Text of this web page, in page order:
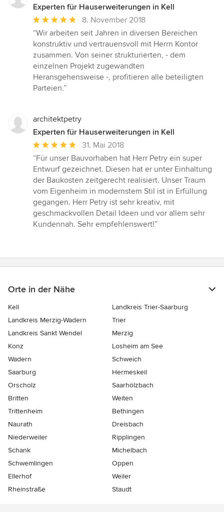
Experten für Hauserweiterungen in Kell
Durchschnittliche
Bewertung:
5
von
5
Sternen
8. November 2018
“Wir arbeiten seit Jahren in diversen Bereichen
konstruktiv und vertrauensvoll mit Herrn Kontor
zusammen. Von seiner strukturierten, - dem
einzelnen Projekt zugewandten
Heransgehensweise -, profitieren alle beteiligten
Parteien.”
architektpetry
Experten für Hauserweiterungen in Kell
Durchschnittliche
Bewertung:
5
von
5
Sternen
31. Mai 2018
“Für unser Bauvorhaben hat Herr Petry ein super
Entwurf gezeichnet. Diesen hat er unter Einhaltung
der Baukosten zeitgerecht realisiert. Unser Traum
vom Eigenheim in modernstem Stil ist in Erfüllung
gegangen. Herr Petry ist sehr kreativ, mit
geschmackvollen Detail Ideen und vor allem sehr
Kundennah. Sehr empfehlenswert!”
Orte in der Nähe
Kell
Landkreis Trier-Saarburg
Landkreis Merzig-Wadern
Trier
Landkreis Sankt Wendel
Merzig
Konz
Losheim am See
Wadern
Schweich
Saarburg
Hermeskeil
Orscholz
Saarhölzbach
Britten
Weiten
Trittenheim
Bethingen
Naurath
Dreisbach
Niederweiler
Ripplingen
Schank
Michelbach
Schwemlingen
Oppen
Ellerhof
Weiler
Rheinstraße
Staudt